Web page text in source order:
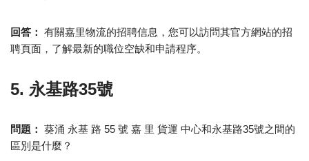
回答： 有關嘉里物流的招聘信息，您可以訪問其官方網站的招
聘頁面，了解最新的職位空缺和申請程序。
5. 永基路35號
問題： 葵涌 永基 路 55 號 嘉 里 貨運 中心和永基路35號之間的
區別是什麼？